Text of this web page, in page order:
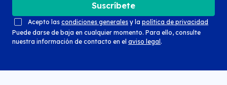
Suscríbete
Acepto las condiciones generales y la política de privacidad
Puede darse de baja en cualquier momento. Para ello, consulte
nuestra información de contacto en el aviso legal .